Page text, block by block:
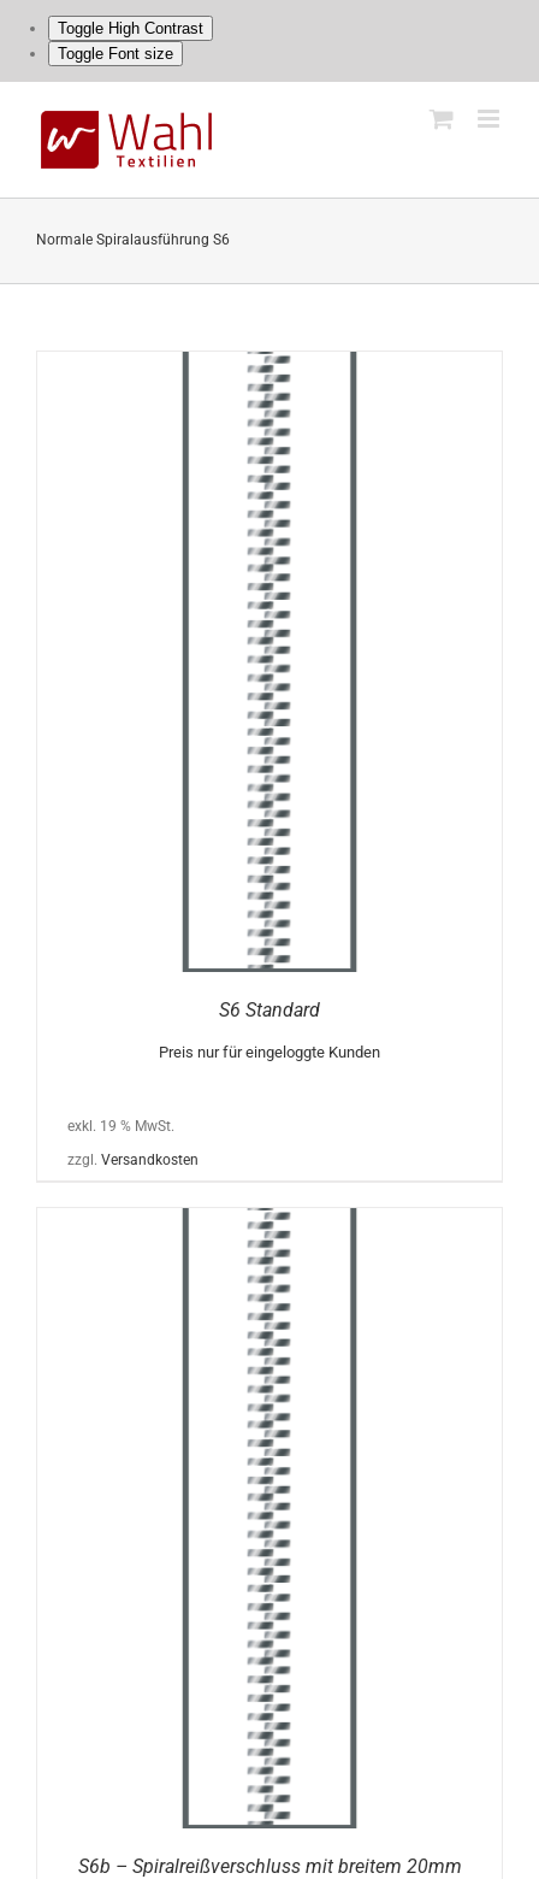
Toggle High Contrast
Toggle Font size
content
Normale Spiralausführung S6
S6 Standard
Preis nur für eingeloggte Kunden
exkl. 19 % MwSt.
zzgl. Versandkosten
S6b – Spiralreißverschluss mit breitem 20mm